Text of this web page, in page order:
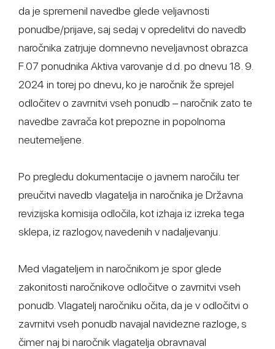
da je spremenil navedbe glede veljavnosti
ponudbe/prijave, saj sedaj v opredelitvi do navedb
naročnika zatrjuje domnevno neveljavnost obrazca
F.07 ponudnika Aktiva varovanje d.d. po dnevu 18. 9.
2024 in torej po dnevu, ko je naročnik že sprejel
odločitev o zavrnitvi vseh ponudb – naročnik zato te
navedbe zavrača kot prepozne in popolnoma
neutemeljene.
Po pregledu dokumentacije o javnem naročilu ter
preučitvi navedb vlagatelja in naročnika je Državna
revizijska komisija odločila, kot izhaja iz izreka tega
sklepa, iz razlogov, navedenih v nadaljevanju.
Med vlagateljem in naročnikom je spor glede
zakonitosti naročnikove odločitve o zavrnitvi vseh
ponudb. Vlagatelj naročniku očita, da je v odločitvi o
zavrnitvi vseh ponudb navajal navidezne razloge, s
čimer naj bi naročnik vlagatelja obravnaval